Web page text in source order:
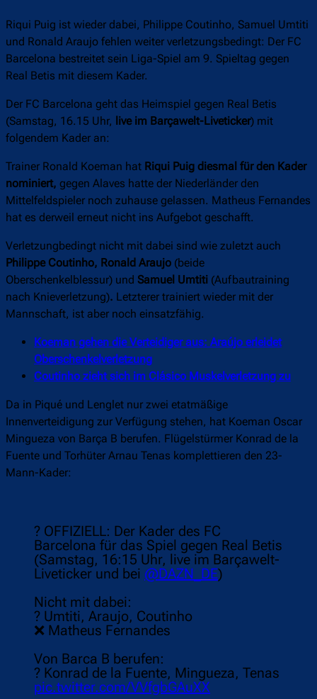
Riqui Puig ist wieder dabei, Philippe Coutinho, Samuel Umtiti
und Ronald Araujo fehlen weiter verletzungsbedingt: Der FC
Barcelona bestreitet sein Liga-Spiel am 9. Spieltag gegen
Real Betis mit diesem Kader.
Der FC Barcelona geht das Heimspiel gegen Real Betis
(Samstag, 16.15 Uhr, live im Barçawelt-Liveticker) mit
folgendem Kader an:
Trainer Ronald Koeman hat Riqui Puig diesmal für den Kader
nominiert, gegen Alaves hatte der Niederländer den
Mittelfeldspieler noch zuhause gelassen. Matheus Fernandes
hat es derweil erneut nicht ins Aufgebot geschafft.
Verletzungbedingt nicht mit dabei sind wie zuletzt auch
Philippe Coutinho, Ronald Araujo (beide
Oberschenkelblessur) und Samuel Umtiti (Aufbautraining
nach Knieverletzung). Letzterer trainiert wieder mit der
Mannschaft, ist aber noch einsatzfähig.
Koeman gehen die Verteidiger aus: Araújo erleidet
Oberschenkelverletzung
Coutinho zieht sich im Clásico Muskelverletzung zu
Da in Piqué und Lenglet nur zwei etatmäßige
Innenverteidigung zur Verfügung stehen, hat Koeman Oscar
Mingueza von Barça B berufen. Flügelstürmer Konrad de la
Fuente und Torhüter Arnau Tenas komplettieren den 23-
Mann-Kader:
? OFFIZIELL: Der Kader des FC
Barcelona für das Spiel gegen Real Betis
(Samstag, 16:15 Uhr, live im Barçawelt-
Liveticker und bei @DAZN_DE)
Nicht mit dabei:
? Umtiti, Araujo, Coutinho
❌ Matheus Fernandes
Von Barca B berufen:
? Konrad de la Fuente, Mingueza, Tenas
pic.twitter.com/VVfgbGAuXX